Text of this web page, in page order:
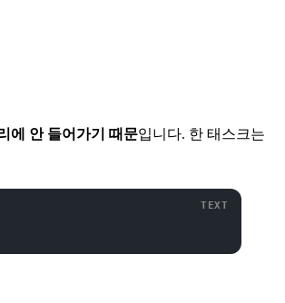
에 안 들어가기 때문입니다. 한 태스크는